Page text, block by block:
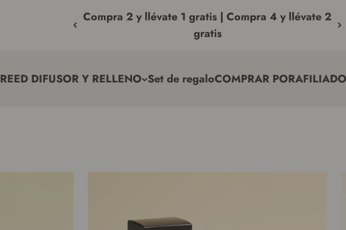
Compra 2 y llévate 1 gratis | Compra 4 y llévate 2
gratis
REED DIFUSOR Y RELLENO Set de regaloCOMPRAR PORAFILIADO